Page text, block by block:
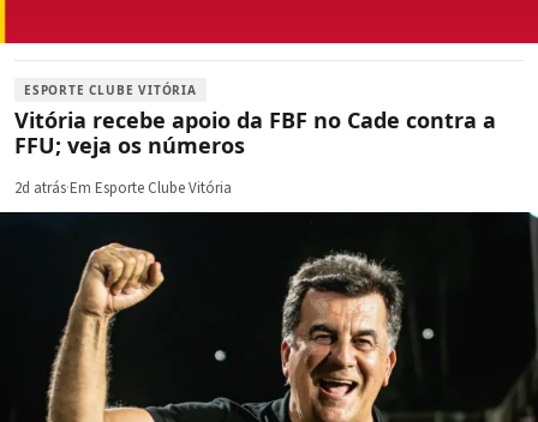
ESPORTE CLUBE VITÓRIA
Vitória recebe apoio da FBF no Cade contra a
FFU; veja os números
2d atrás·Em Esporte Clube Vitória